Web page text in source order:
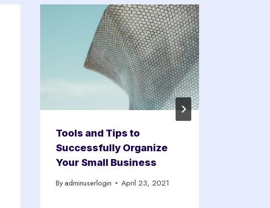
Tools and Tips to
Successfully Organize
Your Small Business
Byadminuserlogin April 23, 2021